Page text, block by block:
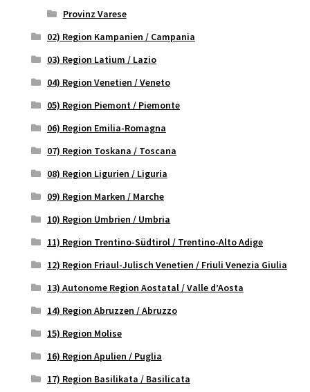
Provinz Varese
02) Region Kampanien / Campania
03) Region Latium / Lazio
04) Region Venetien / Veneto
05) Region Piemont / Piemonte
06) Region Emilia-Romagna
07) Region Toskana / Toscana
08) Region Ligurien / Liguria
09) Region Marken / Marche
10) Region Umbrien / Umbria
11) Region Trentino-Südtirol / Trentino-Alto Adige
12) Region Friaul-Julisch Venetien / Friuli Venezia Giulia
13) Autonome Region Aostatal / Valle d’Aosta
14) Region Abruzzen / Abruzzo
15) Region Molise
16) Region Apulien / Puglia
17) Region Basilikata / Basilicata